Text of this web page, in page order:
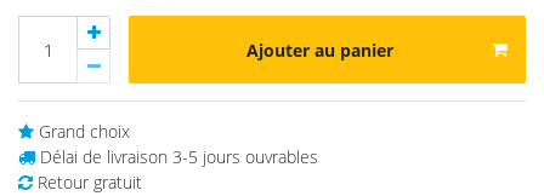
Ajouter au panier
Grand choix
Délai de livraison 3-5 jours ouvrables
Retour gratuit